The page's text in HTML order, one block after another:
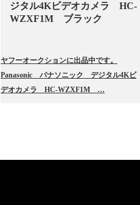
ジタル4Kビデオカメラ HC-
WZXF1M ブラック
ヤフーオークションに出品中です。
Panasonic パナソニック デジタル4Kビ
デオカメラ HC-WZXF1M …